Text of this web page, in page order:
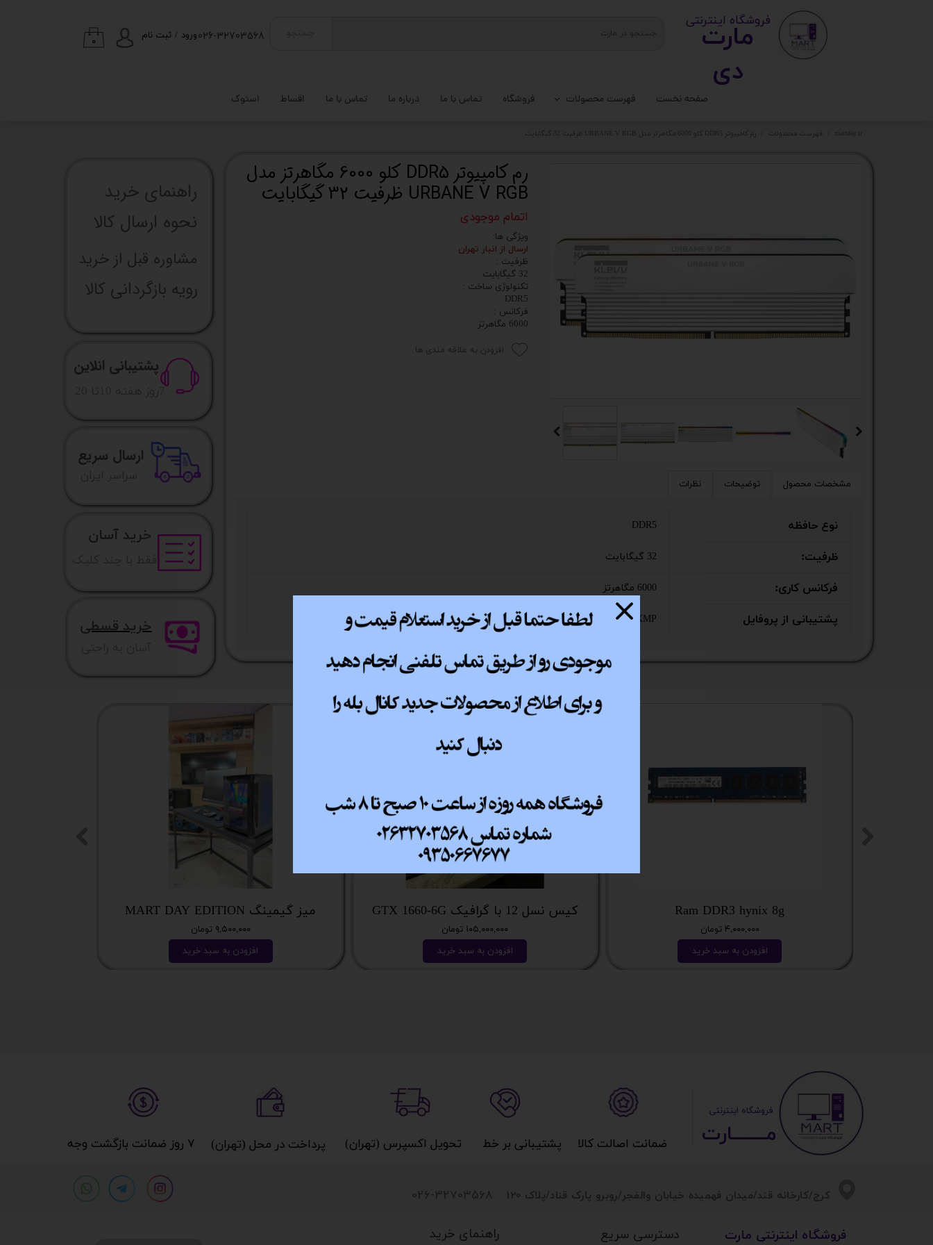
صفحه نخست فهرست محصولات
ستاپ کامل
لوازم جانبی کامپیوتر
کیس اداری
مینی کیس استوک
imack
ستاپ کامل
فروشگاه تماس با ما درباره ما تماس با ما اقساط استوک
ورود / ثبت نام
۰
مارت
دی​​​​​​
​ ​فروشگاه اینترنتی
026-32703568
martday.ir فهرست محصولات رم کامپیوتر DDR5 کلو 6000 مگاهرتز مدل URBANE V RGB ظرفیت 32 گیگابایت
رم کامپیوتر DDR5 کلو 6000 مگاهرتز مدل
URBANE V RGB ظرفیت 32 گیگابایت
اتمام موجودی
ویژگی ها:
ارسال از انبار تهران
ظرفیت :
32 گیگابایت
تکنولوژی ساخت :
DDR5
فرکانس :
6000 مگاهرتز
افزودن به علاقه مندی ها
مشخصات محصول توضیحات نظرات
نوع حافظه DDR5
ظرفیت: 32 گیگابایت
فرکانس کاری: 6000 مگاهرتز
پشتیبانی از پروفایل XMP
راهنما​​​​​​​​​​​​​​ی خرید
نحوه ارسال کالا
مشاوره قبل از خرید
رویه بازگردانی کالا
پشتیبانی انلاین
ارسال سریع
خرید آسان
خرید قسطی
میز گیمینگ MART DAY EDITION
۹,۵۰۰,۰۰۰ تومان
افزودن به سبد خرید
کیس نسل 12 با گرافیک GTX 1660-6G
۱۰۵,۰۰۰,۰۰۰ تومان
افزودن به سبد خرید
Ram DDR3 hynix 8g
۴,۰۰۰,۰۰۰ تومان
افزودن به سبد خرید
​​کرج/کارخانه قند/میدان فهمیده خیابان والفجر/روبرو پارک قناد/پلاک 120
دسترسی سریع راهنمای خرید ​فروشگاه اینترنتی مارت
026-32703568
مــــــــارت​​​​​​
​ ​فروشگاه اینترنتی
۷ روز ضمانت بازگشت وجه​​​​​​​ پرداخت در محل (تهران)​​​​​​​ تحویل اکسپرس (تهران)​​​​​​​ پشتیبانی بر خط​​​​​​​ ضمانت اصالت کالا​​​​​​​